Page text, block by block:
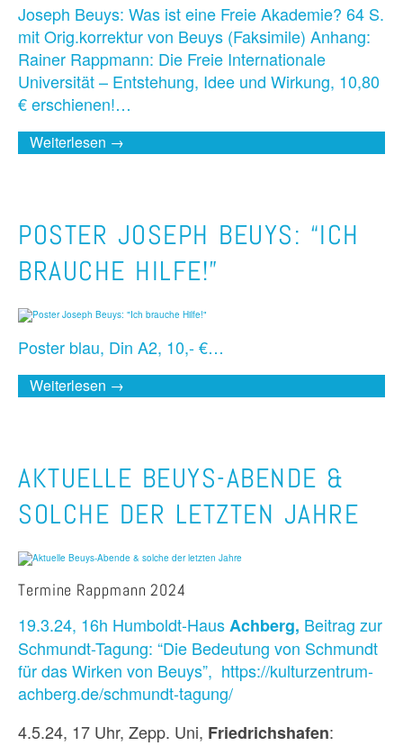
Joseph Beuys: Was ist eine Freie Akademie? 64 S.
mit Orig.korrektur von Beuys (Faksimile) Anhang:
Rainer Rappmann: Die Freie Internationale
Universität – Entstehung, Idee und Wirkung, 10,80
€ erschienen!…
Weiterlesen →
POSTER JOSEPH BEUYS: “ICH
BRAUCHE HILFE!”
Poster blau, Din A2, 10,- €…
Weiterlesen →
AKTUELLE BEUYS-ABENDE &
SOLCHE DER LETZTEN JAHRE
Termine Rappmann 2024
19.3.24, 16h Humboldt-HausAchberg, Beitrag zur
Schmundt-Tagung: “Die Bedeutung von Schmundt
für das Wirken von Beuys”, https://kulturzentrum-
achberg.de/schmundt-tagung/
4.5.24, 17 Uhr, Zepp. Uni, Friedrichshafen: